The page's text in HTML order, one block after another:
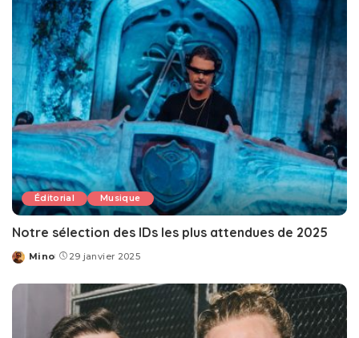
Éditorial Musique
Notre sélection des IDs les plus attendues de 2025
Posted
Mino 29 janvier 2025